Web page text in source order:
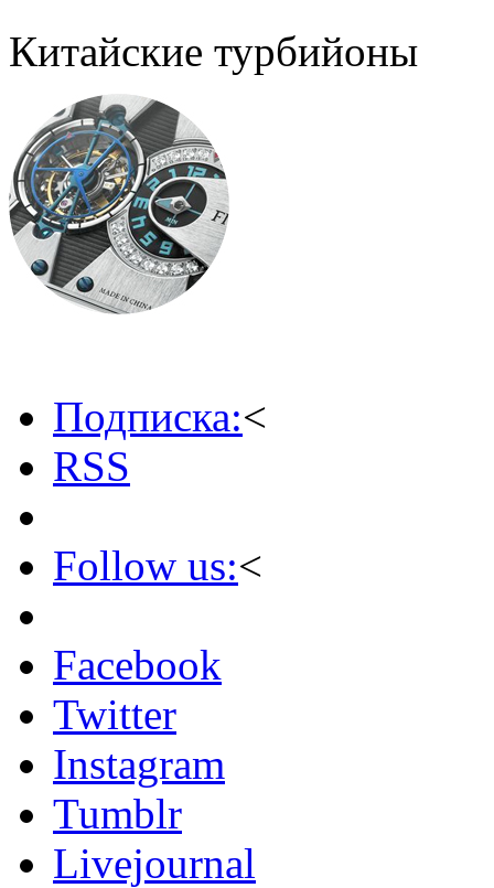
Китайские турбийоны
Подписка:<
RSS
Follow us:<
Facebook
Twitter
Instagram
Tumblr
Livejournal